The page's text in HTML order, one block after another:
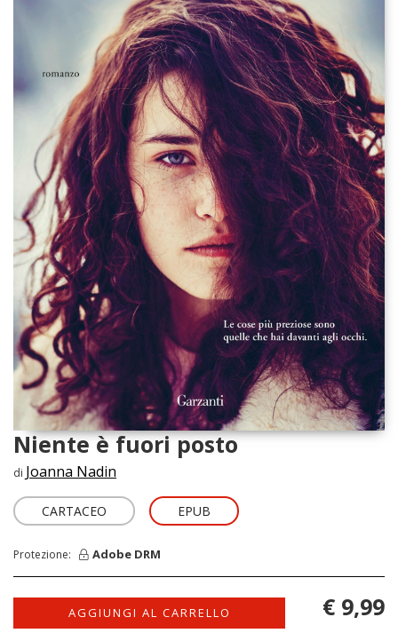
Niente è fuori posto
di Joanna Nadin
CARTACEO EPUB
Protezione: Adobe DRM
AGGIUNGI AL CARRELLO € 9,99